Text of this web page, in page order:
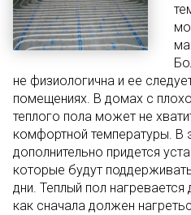
не физиологична и ее
помещениях. В домах с
теплого пола может не
комфортной температуры. В
дополнительно придется
которые будут
дни. Теплый пол
как сначала должен